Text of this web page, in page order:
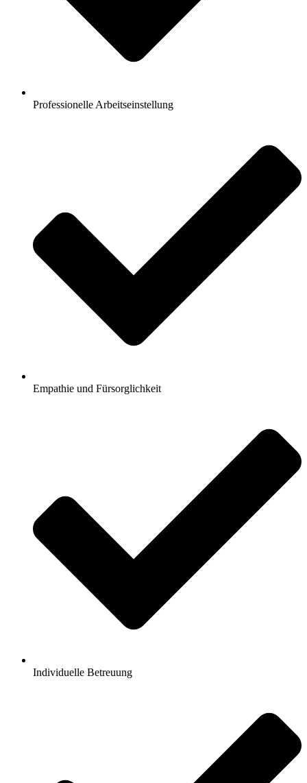
Professionelle Arbeitseinstellung
Empathie und Fürsorglichkeit
Individuelle Betreuung